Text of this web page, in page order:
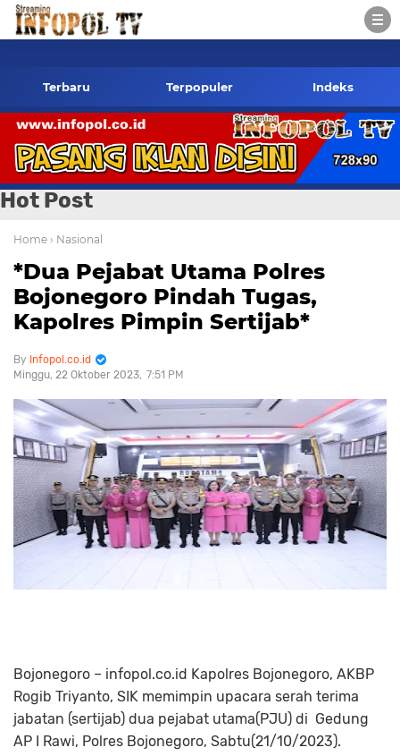
infopol.co.id Kontak Redaksi- 085784424805 wa
Terbaru Terpopuler Indeks
Hot Post
Home › Nasional
*Dua Pejabat Utama Polres
Bojonegoro Pindah Tugas,
Kapolres Pimpin Sertijab*
Infopol.co.id
Minggu, 22 Oktober 2023 7:51 PM
Bojonegoro – infopol.co.id Kapolres Bojonegoro, AKBP
Rogib Triyanto, SIK memimpin upacara serah terima
jabatan (sertijab) dua pejabat utama(PJU) di Gedung
AP I Rawi, Polres Bojonegoro, Sabtu(21/10/2023).